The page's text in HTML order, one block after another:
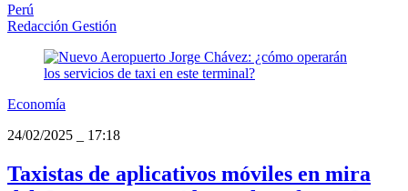
Perú
Redacción Gestión
Economía
24/02/2025
17:18
Taxistas de aplicativos móviles en mira